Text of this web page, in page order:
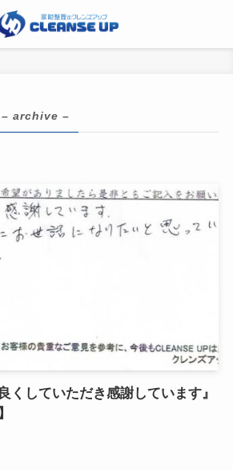
– archive –
くしていただき感謝しています』